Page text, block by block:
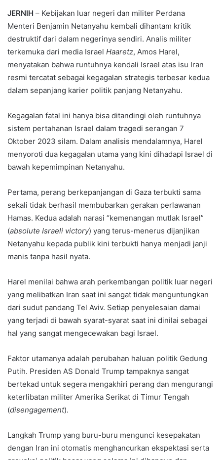
JERNIH – Kebijakan luar negeri dan militer Perdana
Menteri Benjamin Netanyahu kembali dihantam kritik
destruktif dari dalam negerinya sendiri. Analis militer
terkemuka dari media Israel Haaretz, Amos Harel,
menyatakan bahwa runtuhnya kendali Israel atas isu Iran
resmi tercatat sebagai kegagalan strategis terbesar kedua
dalam sepanjang karier politik panjang Netanyahu.
Kegagalan fatal ini hanya bisa ditandingi oleh runtuhnya
sistem pertahanan Israel dalam tragedi serangan 7
Oktober 2023 silam. Dalam analisis mendalamnya, Harel
menyoroti dua kegagalan utama yang kini dihadapi Israel di
bawah kepemimpinan Netanyahu.
Pertama, perang berkepanjangan di Gaza terbukti sama
sekali tidak berhasil membubarkan gerakan perlawanan
Hamas. Kedua adalah narasi “kemenangan mutlak Israel”
(absolute Israeli victory) yang terus-menerus dijanjikan
Netanyahu kepada publik kini terbukti hanya menjadi janji
manis tanpa hasil nyata.
Harel menilai bahwa arah perkembangan politik luar negeri
yang melibatkan Iran saat ini sangat tidak menguntungkan
dari sudut pandang Tel Aviv. Setiap penyelesaian damai
yang terjadi di bawah syarat-syarat saat ini dinilai sebagai
hal yang sangat mengecewakan bagi Israel.
Faktor utamanya adalah perubahan haluan politik Gedung
Putih. Presiden AS Donald Trump tampaknya sangat
bertekad untuk segera mengakhiri perang dan mengurangi
keterlibatan militer Amerika Serikat di Timur Tengah
(disengagement).
Langkah Trump yang buru-buru mengunci kesepakatan
dengan Iran ini otomatis menghancurkan ekspektasi serta